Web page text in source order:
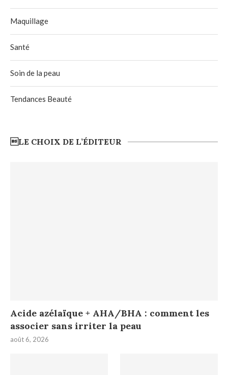
Maquillage
Santé
Soin de la peau
Tendances Beauté
LE CHOIX DE L’ÉDITEUR
Acide azélaïque + AHA/BHA : comment les
associer sans irriter la peau
août 6, 2026